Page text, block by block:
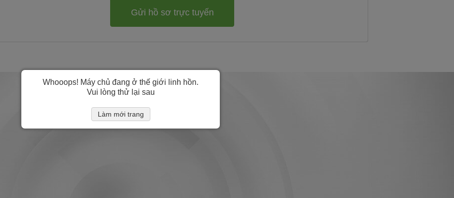
Gửi hồ sơ trực tuyến
Whooops! Máy chủ đang ở thế giới linh hồn.
Vui lòng thử lại sau
Làm mới trang